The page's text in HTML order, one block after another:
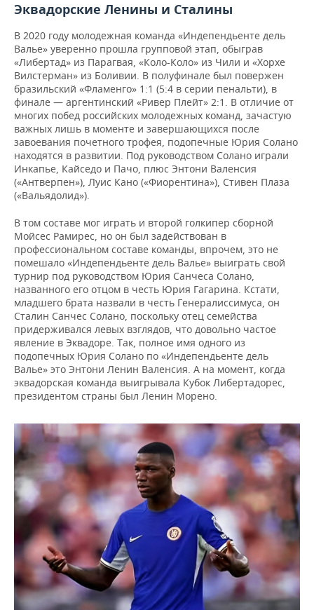
Эквадорские Ленины и Сталины
В 2020 году молодежная команда «Индепендьенте дель
Валье» уверенно прошла групповой этап, обыграв
«Либертад» из Парагвая, «Коло-Коло» из Чили и «Хорхе
Вилстерман» из Боливии. В полуфинале был повержен
бразильский «Фламенго» 1:1 (5:4 в серии пенальти), в
финале — аргентинский «Ривер Плейт» 2:1. В отличие от
многих побед российских молодежных команд, зачастую
важных лишь в моменте и завершающихся после
завоевания почетного трофея, подопечные Юрия Солано
находятся в развитии. Под руководством Солано играли
Инкапье, Кайседо и Пачо, плюс Энтони Валенсия
(«Антверпен»), Луис Кано («Фиорентина»), Стивен Плаза
(«Вальядолид»).
В том составе мог играть и второй голкипер сборной
Мойсес Рамирес, но он был задействован в
профессиональном составе команды, впрочем, это не
помешало «Индепендьенте дель Валье» выиграть свой
турнир под руководством Юрия Санчеса Солано,
названного его отцом в честь Юрия Гагарина. Кстати,
младшего брата назвали в честь Генералиссимуса, он
Сталин Санчес Солано, поскольку отец семейства
придерживался левых взглядов, что довольно частое
явление в Эквадоре. Так, полное имя одного из
подопечных Юрия Солано по «Индепендьенте дель
Валье» это Энтони Ленин Валенсия. А на момент, когда
эквадорская команда выигрывала Кубок Либертадорес,
президентом страны был Ленин Морено.